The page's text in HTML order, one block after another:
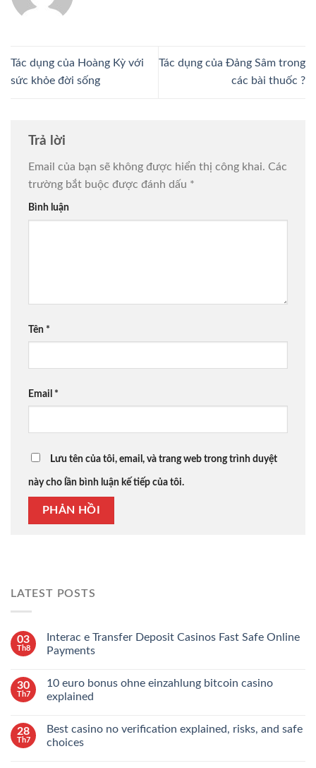
Tác dụng của Hoàng Kỳ với
sức khỏe đời sống
Tác dụng của Đảng Sâm trong
các bài thuốc ?
Trả lời
Email của bạn sẽ không được hiển thị công khai. Các
trường bắt buộc được đánh dấu *
Bình luận
Tên *
Email *
Lưu tên của tôi, email, và trang web trong trình duyệt
này cho lần bình luận kế tiếp của tôi.
LATEST POSTS
03
Th8
Interac e Transfer Deposit Casinos Fast Safe Online
Payments
30
Th7
10 euro bonus ohne einzahlung bitcoin casino
explained
28
Th7
Best casino no verification explained, risks, and safe
choices